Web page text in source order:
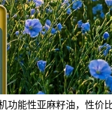
功能性亚麻籽油，性价